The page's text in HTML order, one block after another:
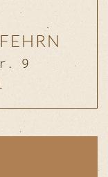
9